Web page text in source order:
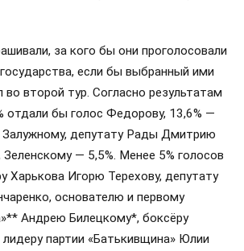
за кого бы они проголосовали
если бы выбранный ими
во второй тур. Согласно результатам
отдали бы голос Федорову, 13,6% —
Залужному, депутату Рады Дмитрию
— 5,5%. Менее 5% голосов
Харькова Игорю Терехову, депутату
основателю и первому
Андрею Билецкому*, боксёру
лидеру партии «Батькивщина» Юлии